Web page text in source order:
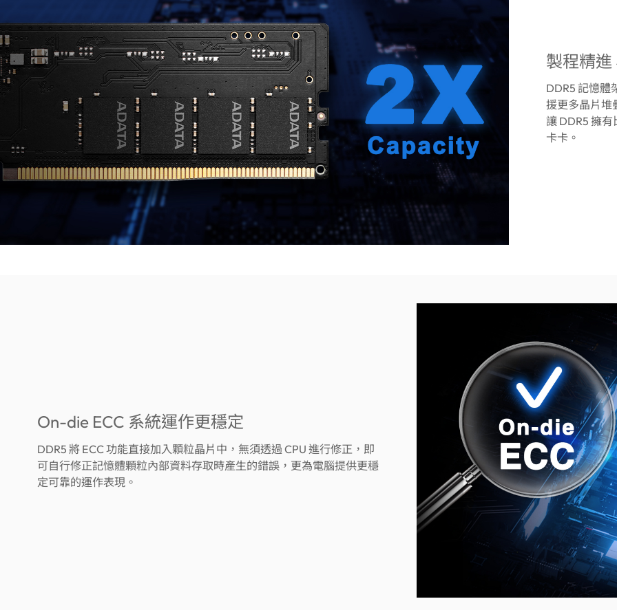
製程精
DDR5 記憶體
援更多晶片堆
讓 DDR5 擁
卡卡。
On-die ECC 系統運作更穩定
DDR5 將 ECC 功能直接加入顆粒晶片中，無須透過 CPU 進行修正，即
可自行修正記憶體顆粒內部資料存取時產生的錯誤，更為電腦提供更穩
定可靠的運作表現。